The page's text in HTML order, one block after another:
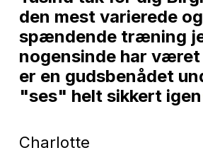
den mest varierede og
spændende træning
nogensinde har været
er en gudsbenådet
"ses" helt sikkert igen
Charlotte